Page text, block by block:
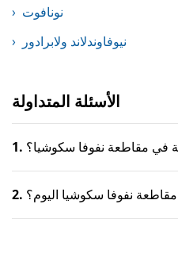
نونافوت
نيوفاوندلاند ولابرادور
الأسئلة المتداولة
1. في مقاطعة نفوفا سكوشيا؟
2. نفوفا سكوشيا اليوم؟